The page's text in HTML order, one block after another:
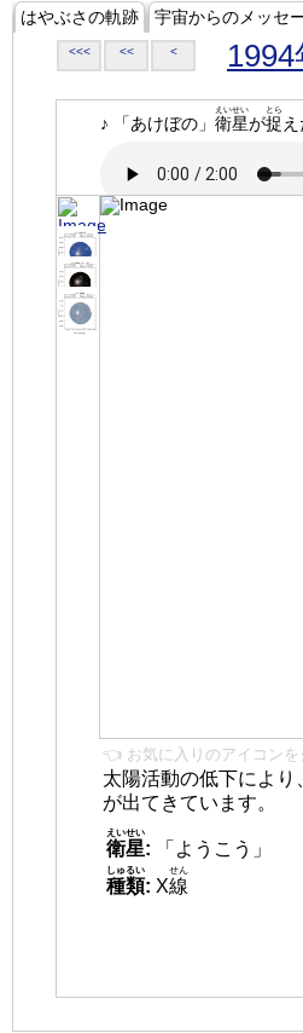
はやぶさの軌跡 宇宙からのメッセ
<<< << < 1994
♪ 「あけぼの」 衛星
えいせい
が捉
とら
👈 お気に入りのアイコンを
太陽活動の低下により
が出てきています。
衛星
えいせい
:
「ようこう」
種類
しゅるい
: X線
せん